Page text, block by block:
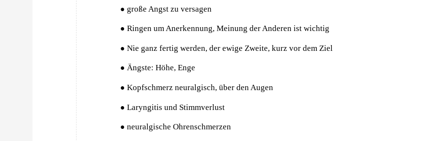
● große Angst zu versagen
●Ringen um Anerkennung, Meinung der Anderen ist wichtig
●Nie ganz fertig werden, der ewige Zweite, kurz vor dem Ziel
● Ängste: Höhe, Enge
●Kopfschmerz neuralgisch, über den Augen
●Laryngitis und Stimmverlust
●neuralgische Ohrenschmerzen